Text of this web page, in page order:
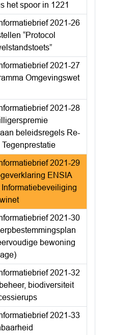
het spoor in 1221
2021-26
“Protocol
2021-27
Omgevingswet
2021-28
beleidsregels Re-
2021-29
ENSIA
2021-30
bewoning
2021-32
biodiversiteit
2021-33